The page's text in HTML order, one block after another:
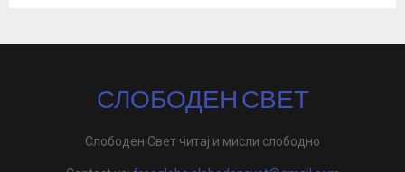
СЛОБОДЕН СВЕТ
Слободен Свет читај и мисли слободно